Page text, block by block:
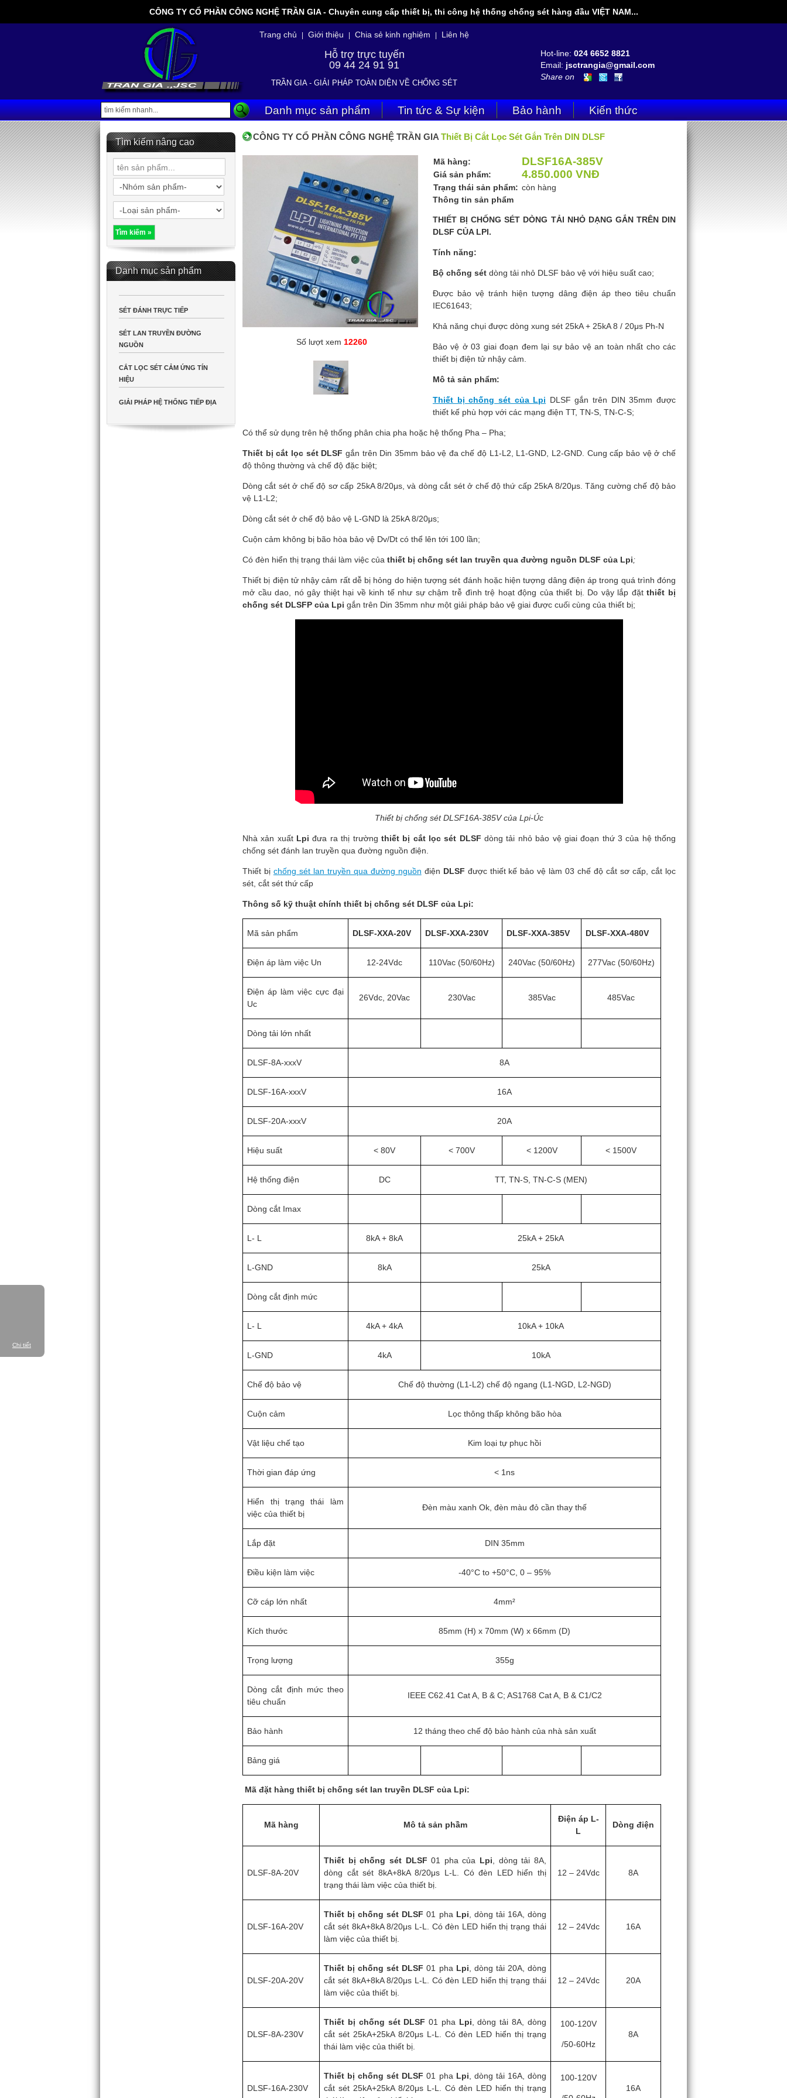
Chi tiết
Trang chủ Giới thiệu Chia sẻ kinh nghiệm Liên hệ
Hỗ trợ trực tuyến
09 44 24 91 91
TRẦN GIA - GIẢI PHÁP TOÀN DIỆN VỀ CHỐNG SÉT
Hot-line: 024 6652 8821
Email: jsctrangia@gmail.com
Share on
Danh mục sản phẩm Tin tức & Sự kiện Bảo hành Kiến thức
Tìm kiếm nâng cao
Danh mục sản phẩm
SÉT ĐÁNH TRỰC TIẾP
SÉT LAN TRUYỀN ĐƯỜNG
NGUỒN
CẮT LỌC SÉT CẢM ỨNG TÍN
HIỆU
GIẢI PHÁP HỆ THỐNG TIẾP ĐỊA
CÔNG TY CỔ PHẦN CÔNG NGHỆ TRẦN GIA Thiết Bị Cắt Lọc Sét Gắn Trên DIN DLSF
Số lượt xem 12260
Mã hàng: DLSF16A-385V
Giá sản phẩm: 4.850.000 VNĐ
Trạng thái sản phẩm: còn hàng
Thông tin sản phẩm
THIẾT BỊ CHỐNG SÉT DÒNG TẢI NHỎ DẠNG GẮN TRÊN DIN
DLSF CỦA LPI.
Tính năng:
Bộ chống sét dòng tải nhỏ DLSF bảo vệ với hiệu suất cao;
Được bảo vệ tránh hiện tượng dâng điện áp theo tiêu chuẩn
IEC61643;
Khả năng chụi được dòng xung sét 25kA + 25kA 8 / 20μs Ph-N
Bảo vệ ở 03 giai đoạn đem lại sự bảo vệ an toàn nhất cho các
thiết bị điện tử nhậy cảm.
Mô tả sản phẩm:
Thiết bị chống sét của Lpi DLSF gắn trên DIN 35mm được
thiết kế phù hợp với các mạng điện TT, TN-S, TN-C-S;
Có thể sử dụng trên hệ thống phân chia pha hoặc hệ thống Pha – Pha;
Thiết bị cắt lọc sét DLSF gắn trên Din 35mm bảo vệ đa chế độ L1-L2, L1-GND, L2-GND. Cung cấp bảo vệ ở chế
độ thông thường và chế độ đặc biệt;
Dòng cắt sét ở chế độ sơ cấp 25kA 8/20μs, và dòng cắt sét ở chế độ thứ cấp 25kA 8/20μs. Tăng cường chế độ bảo
vệ L1-L2;
Dòng cắt sét ở chế độ bảo vệ L-GND là 25kA 8/20μs;
Cuộn cảm không bị bão hòa bảo vệ Dv/Dt có thể lên tới 100 lần;
Có đèn hiển thị trạng thái làm việc của thiết bị chống sét lan truyền qua đường nguồn DLSF của Lpi;
Thiết bị điện tử nhậy cảm rất dễ bị hỏng do hiện tượng sét đánh hoặc hiện tượng dâng điện áp trong quá trình đóng
mở cầu dao, nó gây thiệt hại về kinh tế như sự chậm trễ đình trệ hoạt động của thiết bị. Do vậy lắp đặtthiết bị
chống sét DLSFP của Lpi gắn trên Din 35mm như một giải pháp bảo vệ giai được cuối cùng của thiết bị;
Thiết bị chống sét DLSF16A-385V của Lpi-Úc
Nhà xản xuất Lpi đưa ra thị trường thiết bị cắt lọc sét DLSF dòng tải nhỏ bảo vệ giai đoạn thứ 3 của hệ thống
chống sét đánh lan truyền qua đường nguồn điện.
Thiết bị chống sét lan truyền qua đường nguồn điện DLSF được thiết kế bảo vệ làm 03 chế độ cắt sơ cấp, cắt lọc
sét, cắt sét thứ cấp
Thông số kỹ thuật chính thiết bị chống sét DLSF của Lpi:
Mã sản phẩm DLSF-XXA-20V DLSF-XXA-230V DLSF-XXA-385V DLSF-XXA-480V
Điện áp làm việc Un 12-24Vdc 110Vac (50/60Hz) 240Vac (50/60Hz) 277Vac (50/60Hz)
Điện áp làm việc cực đại
Uc
26Vdc, 20Vac 230Vac 385Vac 485Vac
Dòng tải lớn nhất
DLSF-8A-xxxV 8A
DLSF-16A-xxxV 16A
DLSF-20A-xxxV 20A
Hiệu suất < 80V < 700V < 1200V < 1500V
Hệ thống điện DC TT, TN-S, TN-C-S (MEN)
Dòng cắt Imax
L- L 8kA + 8kA 25kA + 25kA
L-GND 8kA 25kA
Dòng cắt định mức
L- L 4kA + 4kA 10kA + 10kA
L-GND 4kA 10kA
Chế độ bảo vệ Chế độ thường (L1-L2) chế độ ngang (L1-NGD, L2-NGD)
Cuộn cảm Lọc thông thấp không bão hòa
Vật liệu chế tạo Kim loại tự phục hồi
Thời gian đáp ứng < 1ns
Hiển thị trạng thái làm
việc của thiết bị
Đèn màu xanh Ok, đèn màu đỏ cần thay thế
Lắp đặt DIN 35mm
Điều kiện làm việc -40°C to +50°C, 0 – 95%
Cỡ cáp lớn nhất 4mm²
Kích thước 85mm (H) x 70mm (W) x 66mm (D)
Trọng lượng 355g
Dòng cắt định mức theo
tiêu chuẩn
IEEE C62.41 Cat A, B & C; AS1768 Cat A, B & C1/C2
Bảo hành 12 tháng theo chế độ bảo hành của nhà sản xuất
Bảng giá
Mã đặt hàng thiết bị chống sét lan truyền DLSF của Lpi:
Mã hàng Mô tả sản phầm
Điện áp L-
L
Dòng điện
DLSF-8A-20V
Thiết bị chống sét DLSF 01 pha của Lpi , dòng tải 8A,
dòng cắt sét 8kA+8kA 8/20μs L-L. Có đèn LED hiển thị
trạng thái làm việc của thiết bị.
12 – 24Vdc 8A
DLSF-16A-20V
Thiết bị chống sét DLSF01 pha Lpi , dòng tải 16A, dòng
cắt sét 8kA+8kA 8/20μs L-L. Có đèn LED hiển thị trạng thái
làm việc của thiết bị.
12 – 24Vdc 16A
DLSF-20A-20V
Thiết bị chống sét DLSF01 pha Lpi , dòng tải 20A, dòng
cắt sét 8kA+8kA 8/20μs L-L. Có đèn LED hiển thị trạng thái
làm việc của thiết bị.
12 – 24Vdc 20A
DLSF-8A-230V
Thiết bị chống sét DLSF01 pha Lpi , dòng tải 8A, dòng
cắt sét 25kA+25kA 8/20μs L-L. Có đèn LED hiển thị trạng
thái làm việc của thiết bị.
100-120V
/50-60Hz
8A
DLSF-16A-230V
Thiết bị chống sét DLSF01 pha Lpi , dòng tải 16A, dòng
cắt sét 25kA+25kA 8/20μs L-L. Có đèn LED hiển thị trạng
100-120V
16A
CÔNG TY CỔ PHẦN CÔNG NGHỆ TRẦN GIA - Chuyên cung cấp thiết bị, thi công hệ thống chống sét hàng đầu VIỆT NAM...